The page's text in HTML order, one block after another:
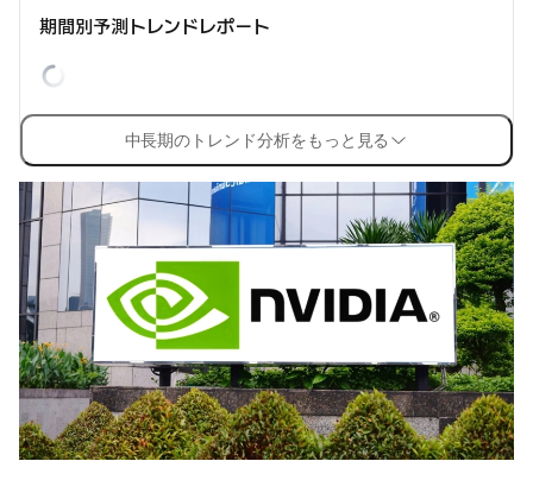
期間別予測トレンドレポート
中長期のトレンド分析をもっと見る